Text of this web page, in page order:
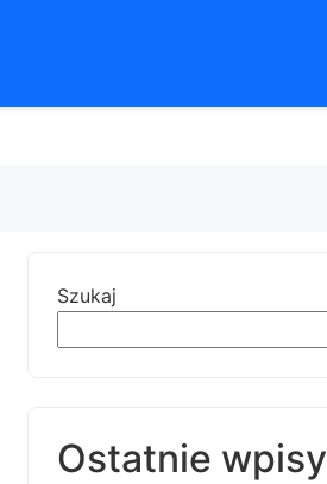
Szukaj
Ostatnie wpisy